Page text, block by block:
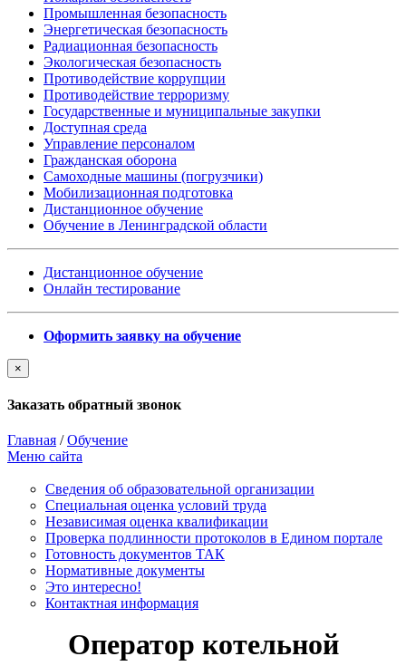
Промышленная безопасность
Энергетическая безопасность
Радиационная безопасность
Экологическая безопасность
Противодействие коррупции
Противодействие терроризму
Государственные и муниципальные закупки
Доступная среда
Управление персоналом
Гражданская оборона
Самоходные машины (погрузчики)
Мобилизационная подготовка
Дистанционное обучение
Обучение в Ленинградской области
Дистанционное обучение
Онлайн тестирование
Оформить заявку на обучение
×
Заказать обратный звонок
Главная /Обучение
Меню сайта
Сведения об образовательной организации
Cпециальная оценка условий труда
Независимая оценка квалификации
Проверка подлинности протоколов в Едином портале
Готовность документов ТАК
Нормативные документы
Это интересно!
Контактная информация
Оператор котельной